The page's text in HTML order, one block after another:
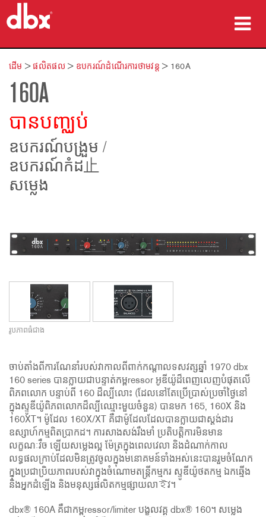
ផលិតផល
ករណីសិក្សា
កន្លែងទិញ
បណ្ដុះបណ្ដាល
ការគាំទ្រ
ភាសា/តំបន់
ដើម >ផលិតផល> ឧបករណ៍ដំណើរការថាមវន្ត > 160A
160A
បានបញ្ឈប់
ឧបករណ៍បង្រួម /
ឧបករណ៍កំដ止
សម្លេង
រូបភាពធំជាង
ចាប់តាំងពីការណែនាំរបស់វាកាលពីពាក់កណ្តាលទសវត្សឆ្នាំ 1970 dbx
160 series បានក្លាយជាបន្ទាត់កម្ពressor អូឌីយ៉ូដ៏ពេញលេញបំផុតលើ
ពិភពលោក បន្ទាប់ពី 160 ដ៏ល្បីលោះ (ដែលនៅតែប្រើប្រាស់ប្រចាំថ្ងៃនៅ
ក្នុងស្ទូឌីយ៉ូពិភពលោកដ៏ល្បីឈ្មោះមួយចំនួន) បានមក 165, 160X និង
160XT។ ម៉ូដែល 160X/XT គឺជាម៉ូដែលដែលបានក្លាយជាស្តង់ដារ
ឧស្សាហ៍កម្មពិតប្រាកដ។ ការសាងសង់រឹងមាំ ប្រតិបត្តិការមិនមាន
លក្ខណៈវឺច ឡើយសម្លេងល្អ ម៉ែត្រក្នុងពេលវេលា និងដំណាក់កាល
លទ្ធផលក្រាប់ដែលមិនត្រូវចូលក្នុងមនោគមន៍ទាំងអស់នេះបានរួមចំណែក
ក្នុងប្រជាប្រិយភាពរបស់វាក្នុងចំណោមតន្ត្រីកម្មករ ស្ទូឌីយ៉ូថតកម្ម ឯកឆ្មើង
និងអ្នកដំឡើង និងមនុស្សផលិតកម្មផ្សាយលាইវ។
dbx® 160A គឺជាកម្ពressor/limiter បង្ខលវគ្គ dbx® 160។ សម្លេង